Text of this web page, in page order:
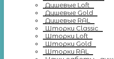
Душевые Loft
Душевые Gold
Душевые RAL
Шторки Classic
Шторки Loft
Шторки Gold
Шторки RAL